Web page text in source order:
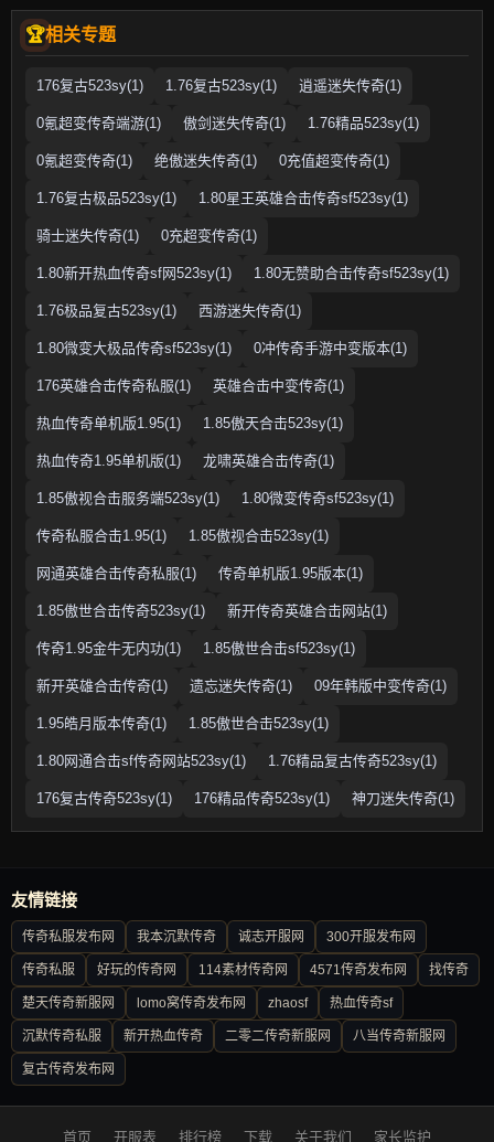
相关专题
176复古523sy(1) 1.76复古523sy(1) 逍遥迷失传奇(1)
0氪超变传奇端游(1) 傲剑迷失传奇(1) 1.76精品523sy(1)
0氪超变传奇(1) 绝傲迷失传奇(1) 0充值超变传奇(1)
1.76复古极品523sy(1) 1.80星王英雄合击传奇sf523sy(1)
骑士迷失传奇(1) 0充超变传奇(1)
1.80新开热血传奇sf网523sy(1) 1.80无赞助合击传奇sf523sy(1)
1.76极品复古523sy(1) 西游迷失传奇(1)
1.80微变大极品传奇sf523sy(1) 0冲传奇手游中变版本(1)
176英雄合击传奇私服(1) 英雄合击中变传奇(1)
热血传奇单机版1.95(1) 1.85傲天合击523sy(1)
热血传奇1.95单机版(1) 龙啸英雄合击传奇(1)
1.85傲视合击服务端523sy(1) 1.80微变传奇sf523sy(1)
传奇私服合击1.95(1) 1.85傲视合击523sy(1)
网通英雄合击传奇私服(1) 传奇单机版1.95版本(1)
1.85傲世合击传奇523sy(1) 新开传奇英雄合击网站(1)
传奇1.95金牛无内功(1) 1.85傲世合击sf523sy(1)
新开英雄合击传奇(1) 遗忘迷失传奇(1) 09年韩版中变传奇(1)
1.95皓月版本传奇(1) 1.85傲世合击523sy(1)
1.80网通合击sf传奇网站523sy(1) 1.76精品复古传奇523sy(1)
176复古传奇523sy(1) 176精品传奇523sy(1) 神刀迷失传奇(1)
友情链接
传奇私服发布网 我本沉默传奇 诚志开服网 300开服发布网
传奇私服 好玩的传奇网 114素材传奇网 4571传奇发布网 找传奇
楚天传奇新服网 lomo窝传奇发布网 zhaosf 热血传奇sf
沉默传奇私服 新开热血传奇 二零二传奇新服网 八当传奇新服网
复古传奇发布网
首页 开服表 排行榜 下载 关于我们 家长监护